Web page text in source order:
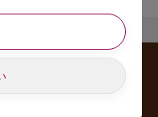
がご本人であること
る方であることを確
きます。
じた措置について